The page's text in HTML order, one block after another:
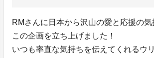
RMさんに日本から沢山の愛と応援の気
この企画を立ち上げました！
いつも率直な気持ちを伝えてくれるウ